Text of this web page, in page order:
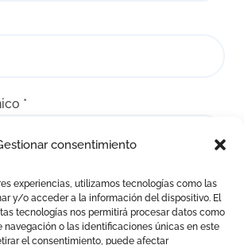
consentimiento
experiencias, utilizamos tecnologías como las
y/o acceder a la información del dispositivo. El
tecnologías nos permitirá procesar datos como
o las identificaciones únicas en este
el consentimiento, puede afectar
*